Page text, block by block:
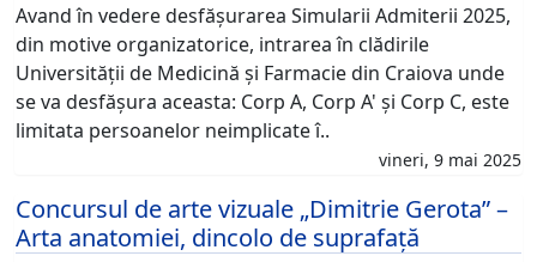
Avand în vedere desfășurarea Simularii Admiterii 2025,
din motive organizatorice, intrarea în clădirile
Universității de Medicină și Farmacie din Craiova unde
se va desfășura aceasta: Corp A, Corp A' și Corp C, este
limitata persoanelor neimplicate î..
vineri, 9 mai 2025
Concursul de arte vizuale „Dimitrie Gerota” –
Arta anatomiei, dincolo de suprafață